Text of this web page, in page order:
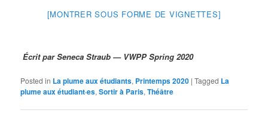
[MONTRER SOUS FORME DE VIGNETTES]
Écrit par Seneca Straub — VWPP Spring 2020
Posted in La plume aux étudiants, Printemps 2020 |Tagged La
plume aux étudiant·es,Sortir à Paris,Théâtre